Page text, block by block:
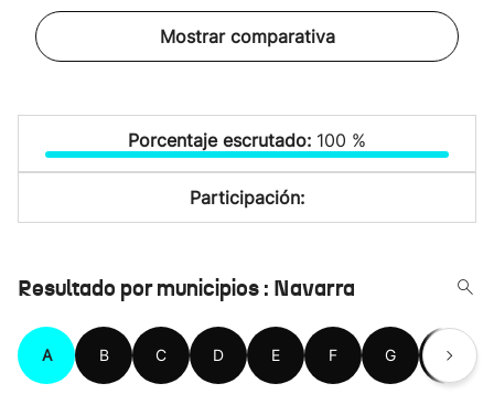
Mostrar comparativa
Porcentaje escrutado: 100 %
Participación:
Resultado por municipios : Navarra
A B C D E F G H